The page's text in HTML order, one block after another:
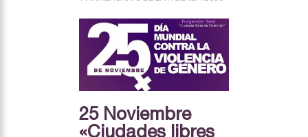
25 Noviembre
«Ciudades libres